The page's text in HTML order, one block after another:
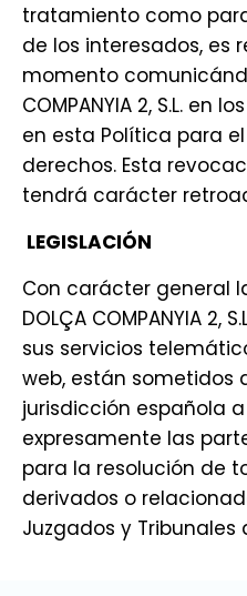
tratamiento como
de los interesados, es
momento
COMPANYIA 2, S.L. en
en esta Política para
derechos. Esta
tendrá carácter
LEGISLACIÓN
Con carácter general
DOLÇA COMPANYIA 2,
sus servicios
web, están sometidos
jurisdicción española
expresamente las
para la resolución de
derivados o
Juzgados y Tribunales